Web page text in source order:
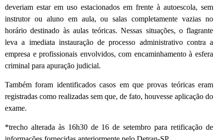
deveriam estar em uso estacionados em frente à autoescola, sem
instrutor ou aluno em aula, ou salas completamente vazias no
horário destinado às aulas teóricas. Nessas situações, o flagrante
leva a imediata instauração de processo administrativo contra a
empresa e profissionais envolvidos, com encaminhamento à esfera
criminal para apuração judicial.
Também foram identificados casos em que provas teóricas eram
registradas como realizadas sem que, de fato, houvesse aplicação do
exame.
*trecho alterada às 16h30 de 16 de setembro para retificação de